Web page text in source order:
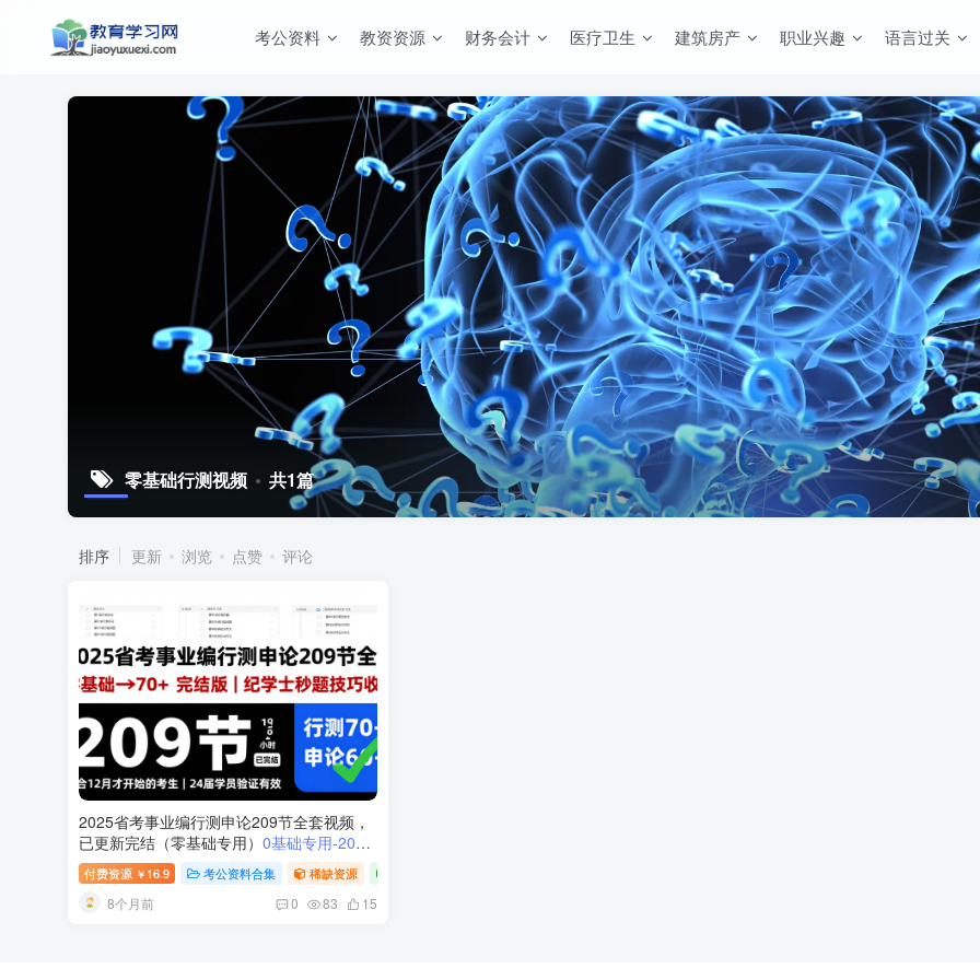
考公资料 教资资源 财务会计 医疗卫生 建筑房产 职业兴趣 语言过关
零基础行测视频 共1篇
排序 更新 浏览 点赞 评论
2025省考事业编行测申论209节全套视频，
已更新完结（零基础专用） 0基础专用-2025
省考事业编行测申论209节零基础视频课程
付费资源 ￥ 16.9 考公资料合集 稀缺资源
8个月前 0 83 15